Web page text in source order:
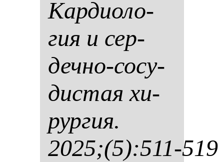
Кар­ди­оло­
гия и сер­
деч­но-со­су­
дис­тая хи­
рур­гия.
2025;(5):511-519